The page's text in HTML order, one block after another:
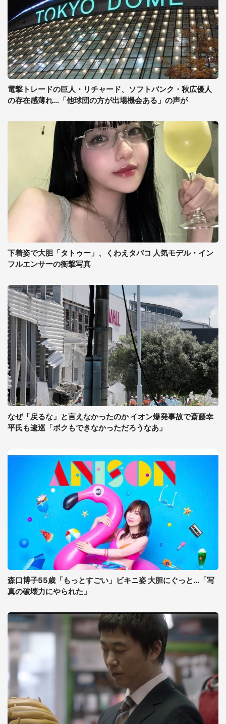
電撃トレードの巨人・リチャード、ソフトバンク・秋広優人
の存在感薄れ...「他球団の方が出場機会ある」の声が
下着姿で大胆「タトゥー」、くわえタバコ 人気モデル・イン
フルエンサーの衝撃写真
なぜ「戻るな」と言えなかったのか イオン爆発事故で斎藤幸
平氏も逡巡「ボクもできなかっただろうなあ」
森口博子55歳「もっとすごい」ビキニ姿 大胆にぐっと...「写
真の破壊力にやられた」